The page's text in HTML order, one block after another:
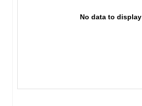
No data to display